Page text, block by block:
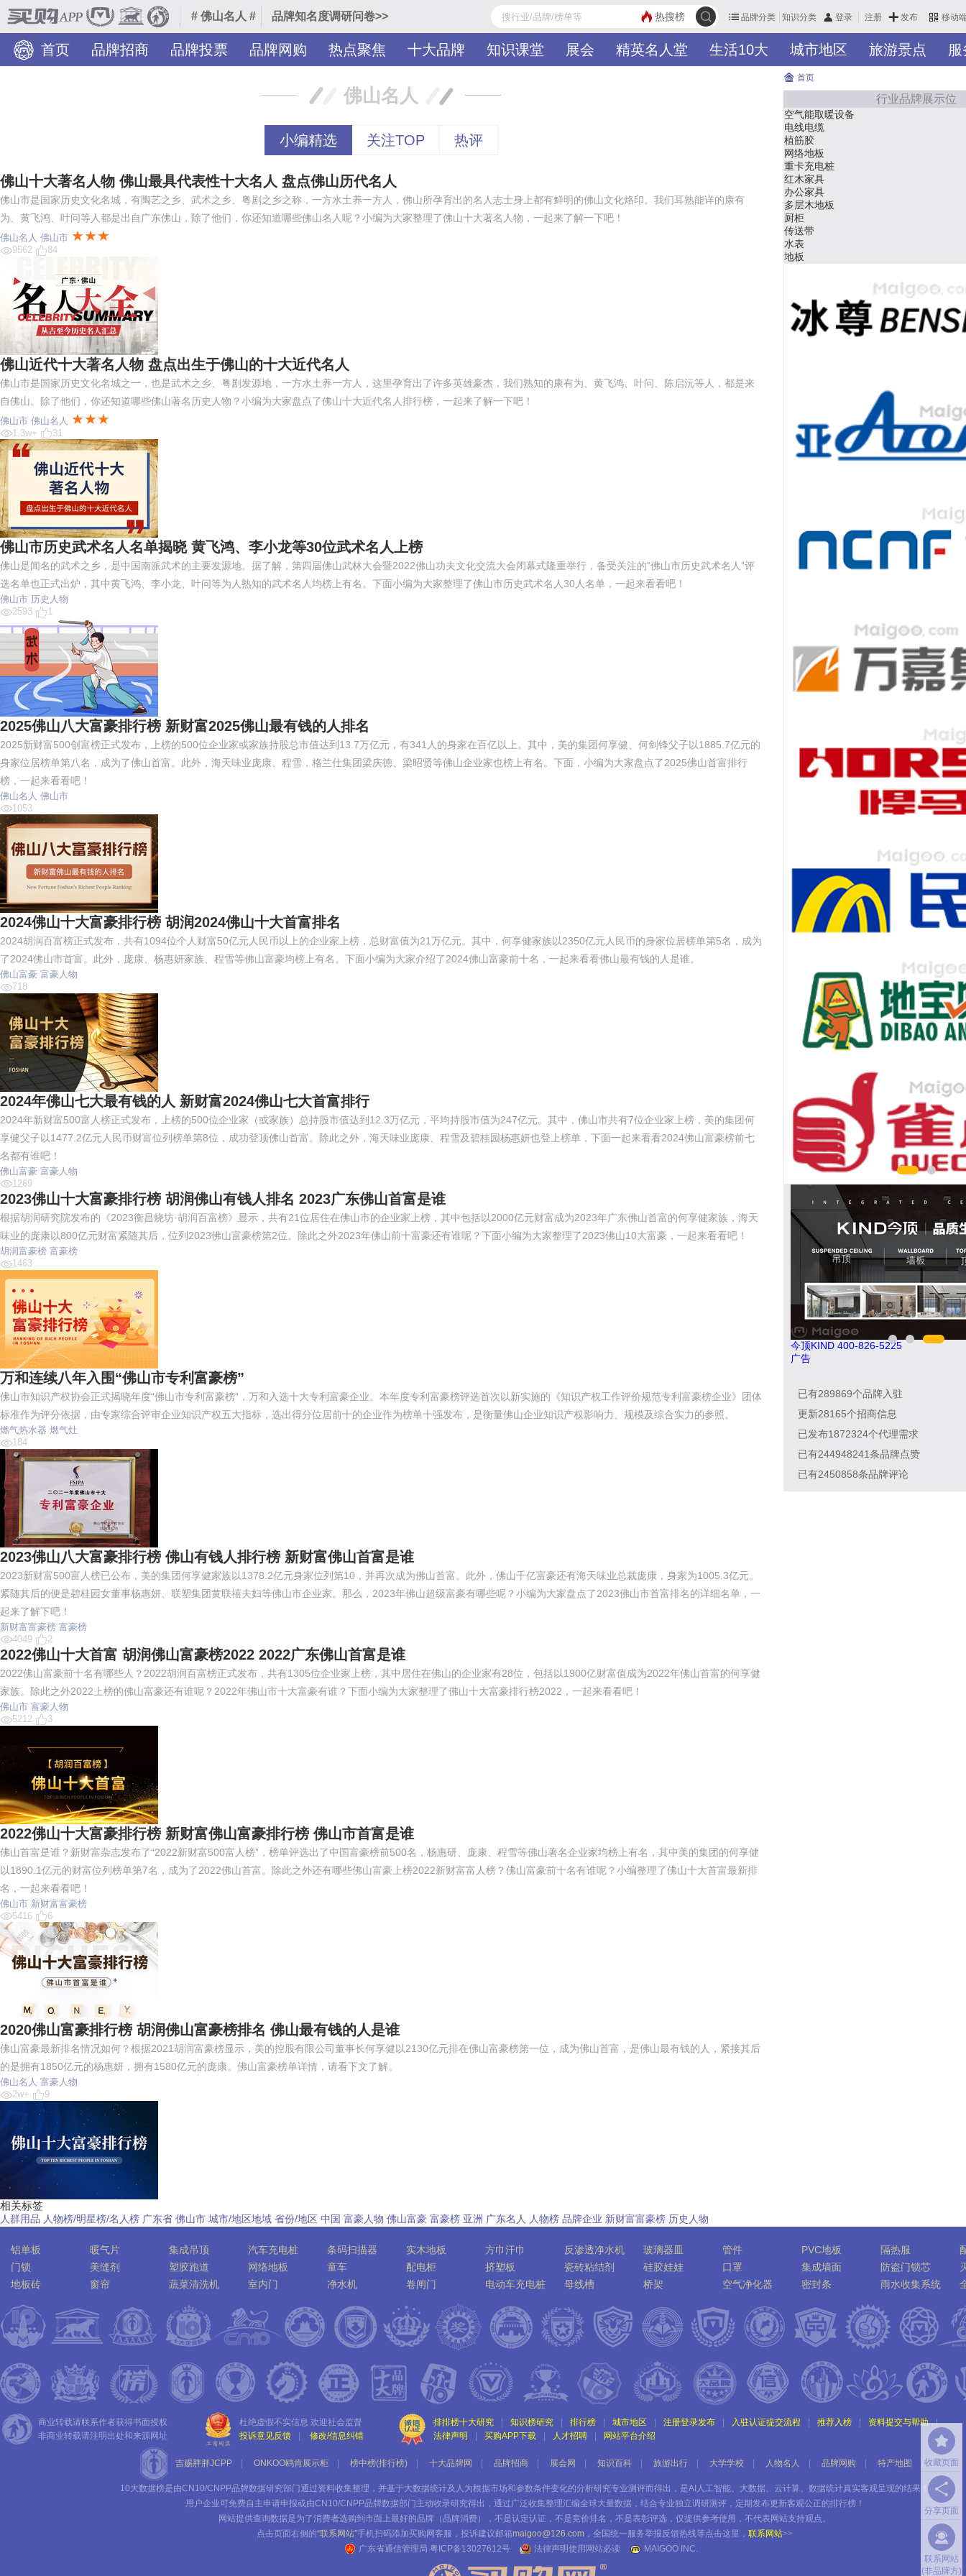
# 佛山名人 # 品牌知名度调研问卷>> 品牌分类 知识分类 登录 注册 发布 移动
热搜榜
首页 品牌招商 品牌投票 品牌网购 热点聚焦 十大品牌 知识课堂 展会 精英名人堂 生活10大 城市地区 旅游景点
佛山名人
小编精选 关注TOP 热评
佛山十大著名人物 佛山最具代表性十大名人 盘点佛山历代名人
佛山市是国家历史文化名城，有陶艺之乡、武术之乡、粤剧之乡之称，一方水土养一方人，佛山所孕育出的名人志士身上都有鲜明的佛山文化烙印。我们耳熟能详的康有
为、黄飞鸿、叶问等人都是出自广东佛山，除了他们，你还知道哪些佛山名人呢？小编为大家整理了佛山十大著名人物，一起来了解一下吧！
佛山名人 佛山市 ★★★
9562 84
佛山近代十大著名人物 盘点出生于佛山的十大近代名人
佛山市是国家历史文化名城之一，也是武术之乡、粤剧发源地，一方水土养一方人，这里孕育出了许多英雄豪杰，我们熟知的康有为、黄飞鸿、叶问、陈启沅等人，都是来
自佛山。除了他们，你还知道哪些佛山著名历史人物？小编为大家盘点了佛山十大近代名人排行榜，一起来了解一下吧！
佛山市 佛山名人 ★★★
1.3w+ 31
佛山市历史武术名人名单揭晓 黄飞鸿、李小龙等30位武术名人上榜
佛山是闻名的武术之乡，是中国南派武术的主要发源地。据了解，第四届佛山武林大会暨2022佛山功夫文化交流大会闭幕式隆重举行，备受关注的“佛山市历史武术名人”评
选名单也正式出炉，其中黄飞鸿、李小龙、叶问等为人熟知的武术名人均榜上有名。下面小编为大家整理了佛山市历史武术名人30人名单，一起来看看吧！
佛山市 历史人物
2593
1
2025佛山八大富豪排行榜 新财富2025佛山最有钱的人排名
2025新财富500创富榜正式发布，上榜的500位企业家或家族持股总市值达到13.7万亿元，有341人的身家在百亿以上。其中，美的集团何享健、何剑锋父子以1885.7亿元的
身家位居榜单第八名，成为了佛山首富。此外，海天味业庞康、程雪，格兰仕集团梁庆德、梁昭贤等佛山企业家也榜上有名。下面，小编为大家盘点了2025佛山首富排行
榜，一起来看看吧！
佛山名人 佛山市
1053
2024佛山十大富豪排行榜 胡润2024佛山十大首富排名
2024胡润百富榜正式发布，共有1094位个人财富50亿元人民币以上的企业家上榜，总财富值为21万亿元。其中，何享健家族以2350亿元人民币的身家位居榜单第5名，成为
了2024佛山市首富。此外，庞康、杨惠妍家族、程雪等佛山富豪均榜上有名。下面小编为大家介绍了2024佛山富豪前十名，一起来看看佛山最有钱的人是谁。
佛山富豪 富豪人物
718
2024年佛山七大最有钱的人 新财富2024佛山七大首富排行
2024年新财富500富人榜正式发布，上榜的500位企业家（或家族）总持股市值达到12.3万亿元，平均持股市值为247亿元。其中，佛山市共有7位企业家上榜，美的集团何
享健父子以1477.2亿元人民币财富位列榜单第8位，成功登顶佛山首富。除此之外，海天味业庞康、程雪及碧桂园杨惠妍也登上榜单，下面一起来看看2024佛山富豪榜前七
名都有谁吧！
佛山富豪 富豪人物
1269
2023佛山十大富豪排行榜 胡润佛山有钱人排名 2023广东佛山首富是谁
根据胡润研究院发布的《2023衡昌烧坊·胡润百富榜》显示，共有21位居住在佛山市的企业家上榜，其中包括以2000亿元财富成为2023年广东佛山首富的何享健家族，海天
味业的庞康以800亿元财富紧随其后，位列2023佛山富豪榜第2位。除此之外2023年佛山前十富豪还有谁呢？下面小编为大家整理了2023佛山10大富豪，一起来看看吧！
胡润富豪榜 富豪榜
1463
万和连续八年入围“佛山市专利富豪榜”
佛山市知识产权协会正式揭晓年度“佛山市专利富豪榜”，万和入选十大专利富豪企业。本年度专利富豪榜评选首次以新实施的《知识产权工作评价规范专利富豪榜企业》团体
标准作为评分依据，由专家综合评审企业知识产权五大指标，选出得分位居前十的企业作为榜单十强发布，是衡量佛山企业知识产权影响力、规模及综合实力的参照。
燃气热水器 燃气灶
184
2023佛山八大富豪排行榜 佛山有钱人排行榜 新财富佛山首富是谁
2023新财富500富人榜已公布，美的集团何享健家族以1378.2亿元身家位列第10，并再次成为佛山首富。此外，佛山千亿富豪还有海天味业总裁庞康，身家为1005.3亿元。
紧随其后的便是碧桂园女董事杨惠妍、联塑集团黄联禧夫妇等佛山市企业家。那么，2023年佛山超级富豪有哪些呢？小编为大家盘点了2023佛山市首富排名的详细名单，一
起来了解下吧！
新财富富豪榜 富豪榜
4049
2
2022佛山十大首富 胡润佛山富豪榜2022 2022广东佛山首富是谁
2022佛山富豪前十名有哪些人？2022胡润百富榜正式发布，共有1305位企业家上榜，其中居住在佛山的企业家有28位，包括以1900亿财富值成为2022年佛山首富的何享健
家族。除此之外2022上榜的佛山富豪还有谁呢？2022年佛山市十大富豪有谁？下面小编为大家整理了佛山十大富豪排行榜2022，一起来看看吧！
佛山市 富豪人物
5212
3
2022佛山十大富豪排行榜 新财富佛山富豪排行榜 佛山市首富是谁
佛山首富是谁？新财富杂志发布了“2022新财富500富人榜”，榜单评选出了中国富豪榜前500名，杨惠研、庞康、程雪等佛山著名企业家均榜上有名，其中美的集团的何享健
以1890.1亿元的财富位列榜单第7名，成为了2022佛山首富。除此之外还有哪些佛山富豪上榜2022新财富富人榜？佛山富豪前十名有谁呢？小编整理了佛山十大首富最新排
名，一起来看看吧！
佛山市 新财富富豪榜
5416
6
2020佛山富豪排行榜 胡润佛山富豪榜排名 佛山最有钱的人是谁
佛山富豪最新排名情况如何？根据2021胡润富豪榜显示，美的控股有限公司董事长何享健以2130亿元排在佛山富豪榜第一位，成为佛山首富，是佛山最有钱的人，紧接其后
的是拥有1850亿元的杨惠妍，拥有1580亿元的庞康。佛山富豪榜单详情，请看下文了解。
佛山名人 富豪人物
2w+
9
相关标签
人群用品 人物榜/明星榜/名人榜 广东省 佛山市 城市/地区地域 省份/地区 中国 富豪人物 佛山富豪 富豪榜 亚洲 广东名人 人物榜 品牌企业 新财富富豪榜 历史人物
首页
行业品牌展示位
多层木地板
今顶KIND 400-826-5225
广告
已有289869个品牌入驻
更新28165个招商信息
已发布1872324个代理需求
已有244948241条品牌点赞
已有2450858条品牌评论
铝单板 暖气片 集成吊顶 汽车充电桩 条码扫描器 实木地板 方巾汗巾 反渗透净水机 玻璃器皿 管件 PVC地板 隔热服
门锁
美缝剂 塑胶跑道 网络地板 童车 配电柜 挤塑板 瓷砖粘结剂 硅胶娃娃 口罩 集成墙面 防盗门锁芯
地板砖
窗帘 蔬菜清洗机 室内门 净水机 卷闸门 电动车充电桩 母线槽 桥架 空气净化器 密封条 雨水收集系统
商业转载请联系作者获得书面授权
非商业转载请注明出处和来源网址
杜绝虚假不实信息 欢迎社会监督
投诉意见反馈
| 修改/信息纠错
排排榜十大研究 | 知识榜研究 | 排行榜 | 城市地区 | 注册登录发布 | 入驻认证提交流程 | 推荐入榜 | 资料提交与帮助
|
法律声明
| 买购APP下载 | 人才招聘 | 网站平台介绍
吉赐胖胖JCPP | ONKOO鸥肯展示柜 | 榜中榜(排行榜) | 十大品牌网 | 品牌招商 | 展会网 | 知识百科 | 旅游出行 | 大学学校 | 人物名人 | 品牌网购 | 特产地图
10大数据榜是由CN10/CNPP品牌数据研究部门通过资料收集整理，并基于大数据统计及人为根据市场和参数条件变化的分析研究专业测评而得出，是AI人工智能、大数据、云计算、数据统计真实客观呈现的结果！
用户企业可免费自主申请申报或由CN10/CNPP品牌数据部门主动收录研究得出，通过广泛收集整理汇编全球大量数据，结合专业独立调研测评，定期发布更新客观公正的排行榜！
网站提供查询数据是为了消费者选购到市面上最好的品牌（品牌消费），不是认定认证，不是竞价排名，不是表彰评选，仅提供参考使用，不代表网站支持观点。
点击页面右侧的“联系网站”手机扫码添加买购网客服，投诉建议邮箱maigoo@126.com ，全国统一服务举报反馈热线等点击这里， 联系网站>>
广东省通信管理局 粤ICP备13027612号 法律声明使用网站必读 MAIGOO INC.
收藏页面
分享页面
联系网站
(非品牌方)